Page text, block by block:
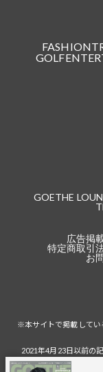
FASHION
GOLF
GOETHE
広告掲
特定商取引
お
※本サイトで掲載してい
2021年4月23日以前の